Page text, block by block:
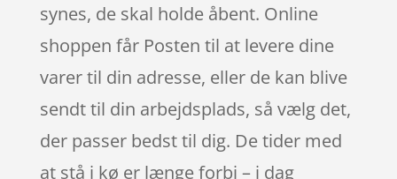
synes, de skal holde åbent. Online
shoppen får Posten til at levere dine
varer til din adresse, eller de kan blive
sendt til din arbejdsplads, så vælg det,
der passer bedst til dig. De tider med
at stå i kø er længe forbi – i dag